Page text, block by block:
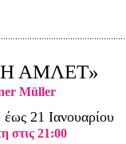
ΑΜΛΕΤ»
Müller
21 Ιανουαρίου
στις 21:00